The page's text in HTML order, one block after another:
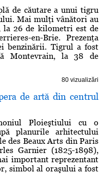
de căutare a unui tigru
Mai mulţi vânători au
la 26 de kilometri est de
en-Brie. Prezenţa
benzinării. Tigrul a fost
Montevrain, la 38 de
80 vizualizări
de artă din centrul
Ploieştiului cu o
planurile arhitectului
des Beaux Arts din Paris
Garnier (1825-1898),
important reprezentant
simbol al oraşului a fost